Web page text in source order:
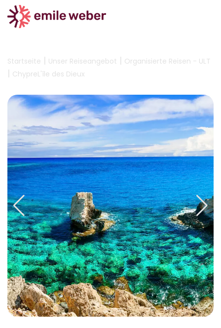
Startseite | Unser Reiseangebot | Organisierte Reisen - ULT
| ChypreL'île des Dieux